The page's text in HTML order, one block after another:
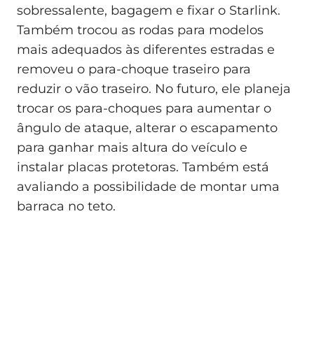
sobressalente, bagagem e fixar o Starlink.
Também trocou as rodas para modelos
mais adequados às diferentes estradas e
removeu o para-choque traseiro para
reduzir o vão traseiro. No futuro, ele planeja
trocar os para-choques para aumentar o
ângulo de ataque, alterar o escapamento
para ganhar mais altura do veículo e
instalar placas protetoras. Também está
avaliando a possibilidade de montar uma
barraca no teto.